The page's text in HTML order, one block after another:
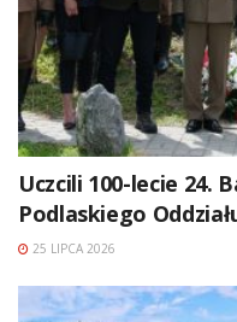
Uczcili 100-lecie 24.
Podlaskiego
25 LIPCA 2026